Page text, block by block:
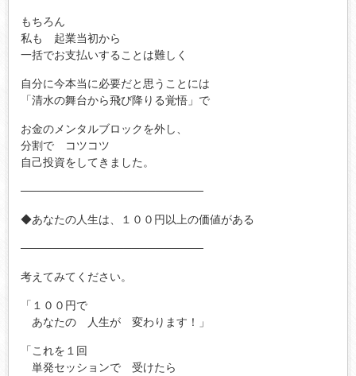
もちろん
私も 起業当初から
一括でお支払いすることは難しく
自分に今本当に必要だと思うことには
「清水の舞台から飛び降りる覚悟」で
お金のメンタルブロックを外し、
分割で コツコツ
自己投資をしてきました。
───────────────────────
◆あなたの人生は、１００円以上の価値がある
───────────────────────
考えてみてください。
「１００円で
あなたの 人生が 変わります！」
「これを１回
単発セッションで 受けたら